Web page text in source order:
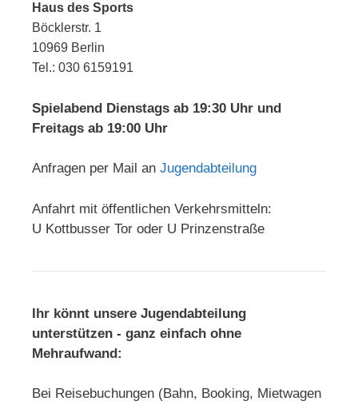
Haus des Sports
Böcklerstr. 1
10969 Berlin
Tel.: 030 6159191
Spielabend Dienstags ab 19:30 Uhr und
Freitags ab 19:00 Uhr
Anfragen per Mail an Jugendabteilung
Anfahrt mit öffentlichen Verkehrsmitteln:
U Kottbusser Tor oder U Prinzenstraße
Ihr könnt unsere Jugendabteilung
unterstützen - ganz einfach ohne
Mehraufwand:
Bei Reisebuchungen (Bahn, Booking, Mietwagen